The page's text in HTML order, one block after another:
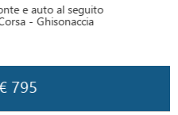
e auto al seguito
- Ghisonaccia